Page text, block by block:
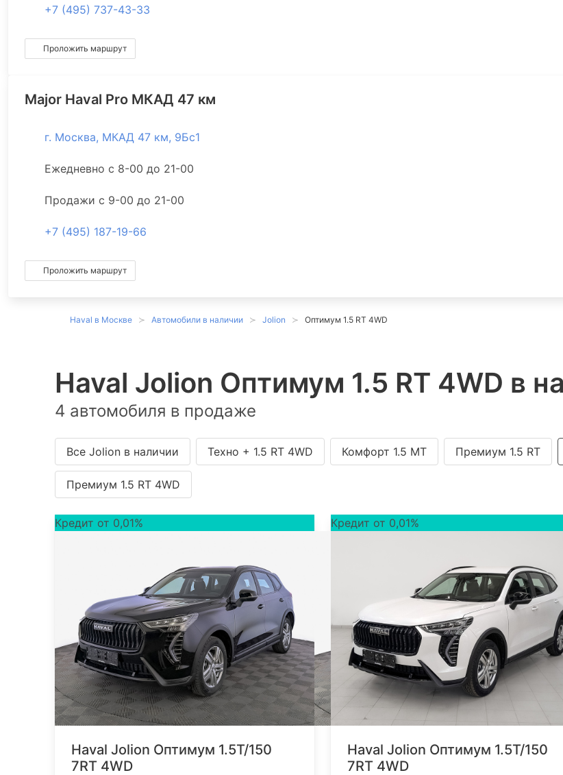
+7 (495) 737-43-33
Проложить маршрут
Major Haval Pro МКАД 47 км
г. Москва, МКАД 47 км, 9Бс1
Ежедневно с 8-00 до 21-00
Продажи с 9-00 до 21-00
+7 (495) 187-19-66
Проложить маршрут
Haval в Москве Автомобили в наличии Jolion Оптимум 1.5 RT 4WD
Haval Jolion Оптимум 1.5 RT 4WD в
4 автомобиля в продаже
Все Jolion в наличии Техно + 1.5 RT 4WD Комфорт 1.5 MT Премиум 1.5 RT
Премиум 1.5 RT 4WD
Кредит от 0,01%
Haval Jolion Оптимум 1.5T/150
7RT 4WD
Кредит от 0,01%
Haval Jolion Оптимум 1.5T/150
7RT 4WD